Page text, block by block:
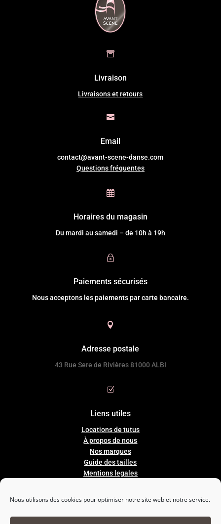
Nous utilisons des cookies pour optimiser notre site web et notre service.

Livraison
Livraisons et retours

Email
contact@avant-scene-danse.com
Questions fréquentes

Horaires du magasin
Du mardi au samedi – de 10h à 19h
~
Paiements sécurisés
Nous acceptons les paiements par carte bancaire.

Adresse postale
43 Rue Sere de Rivières 81000 ALBI
Z
Liens utiles
Locations de tutus
À propos de nous
Nos marques
Guidedestailles
Mentions legales
